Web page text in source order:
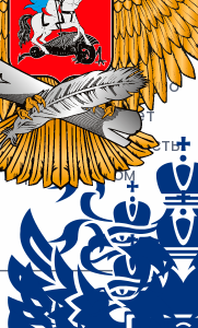
вертолётом
район, перевозя по
вертолёт
вероятность
рейсом